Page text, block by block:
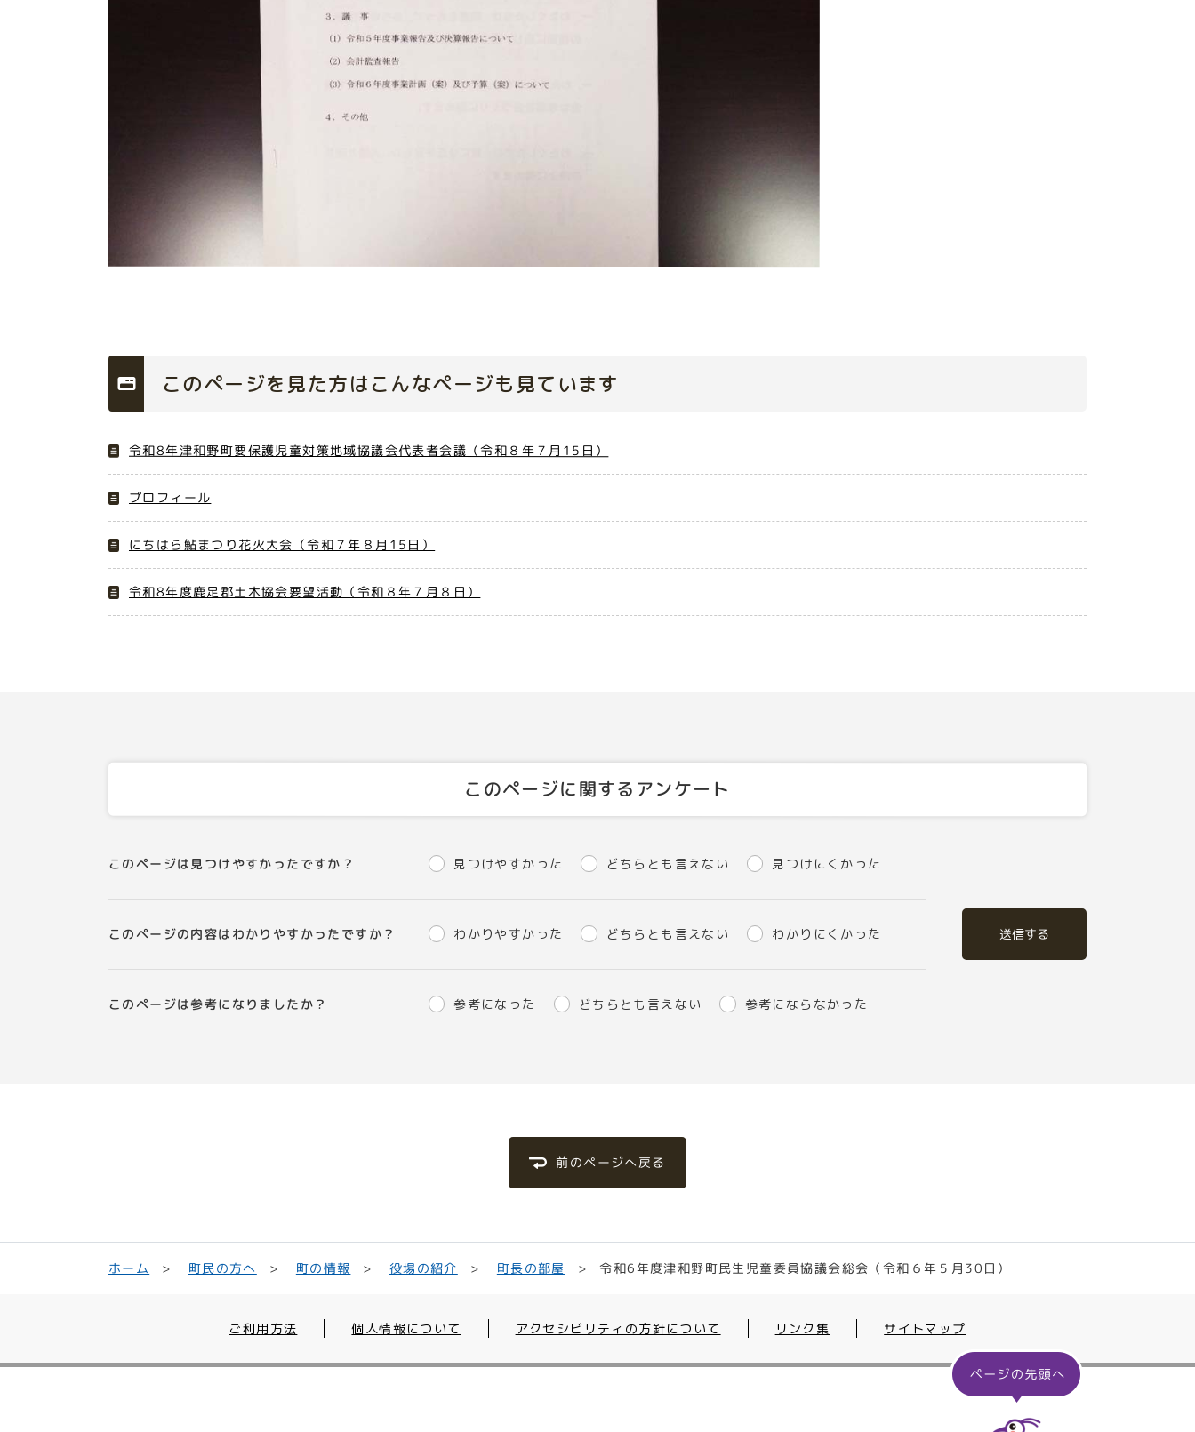
このページを見た方はこんなページも見ています
令和8年津和野町要保護児童対策地域協議会代表者会議（令和８年７月15日）
プロフィール
にちはら鮎まつり花火大会（令和７年８月15日）
令和8年度鹿足郡土木協会要望活動（令和８年７月８日）
このページに関するアンケート
このページは見つけやすかったですか？ 見つけやすかった どちらとも言えない 見つけにくかった
このページの内容はわかりやすかったですか？ わかりやすかった どちらとも言えない わかりにくかった
このページは参考になりましたか？ 参考になった どちらとも言えない 参考にならなかった
送信する
前のページへ戻る
ホーム 町民の方へ 町の情報 役場の紹介 町長の部屋 令和6年度津和野町民生児童委員協議会総会（令和６年５月30日）
ご利用方法 個人情報について アクセシビリティの方針について リンク集 サイトマップ